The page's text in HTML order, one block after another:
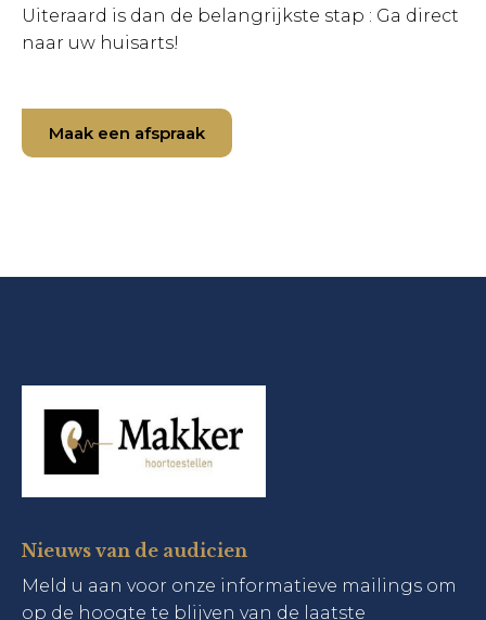
Uiteraard is dan de belangrijkste stap : Ga direct
naar uw huisarts!
Maak een afspraak
Nieuws van de audicien
Meld u aan voor onze informatieve mailings om
op de hoogte te blijven van de laatste